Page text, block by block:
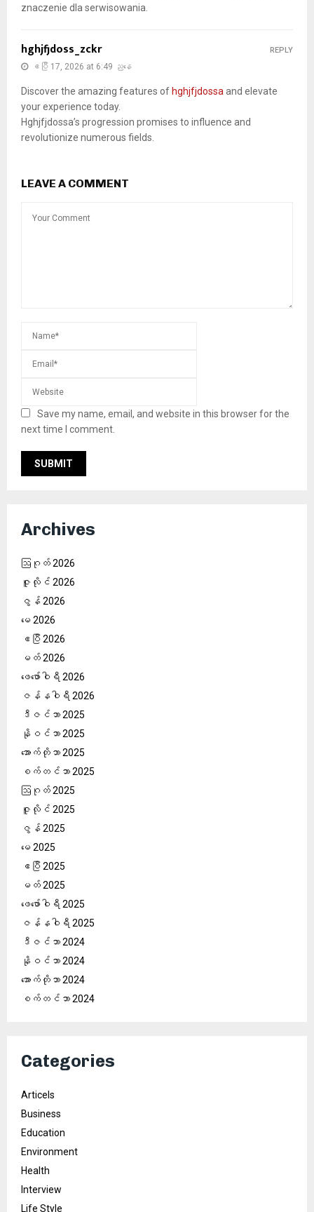
znaczenie dla serwisowania.
hghjfjdoss_zckr
ဧပြီ 17, 2026 at 6:49 ညနေ
Discover the amazing features of hghjfjdossaand elevate
your experience today.
Hghjfjdossa’s progression promises to influence and
revolutionize numerous fields.
REPLY
LEAVE A COMMENT
Save my name, email, and website in this browser for the
next time I comment.
Archives
ဩဂုတ် 2026
ဇူလိုင် 2026
ဇွန် 2026
မေ 2026
ဧပြီ 2026
မတ် 2026
ဖေ‌ဖော်ဝါရီ 2026
ဇန်နဝါရီ 2026
ဒီဇင်ဘာ 2025
နိုဝင်ဘာ 2025
အောက်တိုဘာ 2025
စက်တင်ဘာ 2025
ဩဂုတ် 2025
ဇူလိုင် 2025
ဇွန် 2025
မေ 2025
ဧပြီ 2025
မတ် 2025
ဖေ‌ဖော်ဝါရီ 2025
ဇန်နဝါရီ 2025
ဒီဇင်ဘာ 2024
နိုဝင်ဘာ 2024
အောက်တိုဘာ 2024
စက်တင်ဘာ 2024
Categories
Articels
Business
Education
Environment
Health
Interview
Life Style